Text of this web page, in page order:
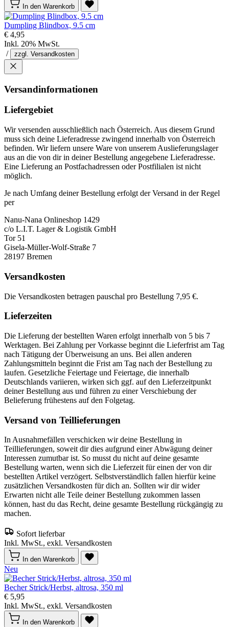
In den Warenkorb
Dumpling Blindbox, 9.5 cm
€ 4,95
Inkl. 20% MwSt.
/
zzgl. Versandkosten
Versandinformationen
Liefergebiet
Wir versenden ausschließlich nach Österreich. Aus diesem Grund
muss sich deine Lieferadresse zwingend innerhalb von Österreich
befinden. Wir liefern unsere Ware von unserem Auslieferungslager
aus an die von dir in deiner Bestellung angegebene Lieferadresse.
Eine Lieferung an Postfachadressen oder Postfilialen ist nicht
möglich.
Je nach Umfang deiner Bestellung erfolgt der Versand in der Regel
per
Nanu-Nana Onlineshop 1429
c/o L.I.T. Lager & Logistik GmbH
Tor 51
Gisela-Müller-Wolf-Straße 7
28197 Bremen
Versandkosten
Die Versandkosten betragen pauschal pro Bestellung 7,95 €.
Lieferzeiten
Die Lieferung der bestellten Waren erfolgt innerhalb von 5 bis 7
Werktagen. Bei Zahlung per Vorkasse beginnt die Lieferfrist am Tag
nach Tätigung der Überweisung an uns. Bei allen anderen
Zahlungsmitteln beginnt die Frist am Tag nach der Bestellung zu
laufen. Gesetzliche Feiertage und Feiertage, die innerhalb
Deutschlands variieren, wirken sich ggf. auf den Lieferzeitpunkt
deiner Bestellung aus und führen zu einer Verschiebung der
Belieferung frühestens auf den Folgetag.
Versand von Teillieferungen
In Ausnahmefällen verschicken wir deine Bestellung in
Teillieferungen, soweit dir dies aufgrund einer Abwägung deiner
Interessen zumutbar ist. So musst du nicht auf deine gesamte
Bestellung warten, wenn sich die Lieferzeit für einen der von dir
bestellten Artikel verzögert. Selbstverständlich fallen hierfür keine
zusätzlichen Versandkosten für dich an. Sollten wir dir wider
Erwarten nicht alle Teile deiner Bestellung zukommen lassen
können, hast du das Recht, deine gesamte Bestellung rückgängig zu
machen.
Sofort lieferbar
Inkl. MwSt., exkl. Versandkosten
In den Warenkorb
Neu
Becher Strick/Herbst, altrosa, 350 ml
€ 5,95
Inkl. MwSt., exkl. Versandkosten
In den Warenkorb